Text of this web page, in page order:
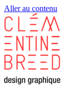
Aller au contenu